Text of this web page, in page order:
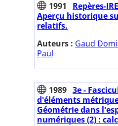
1991
Repères-
Aperçu historique
relatifs.
Auteurs : Gaud
Paul
1989 3e -
d'éléments
Géométrie dans
numériques (2) :